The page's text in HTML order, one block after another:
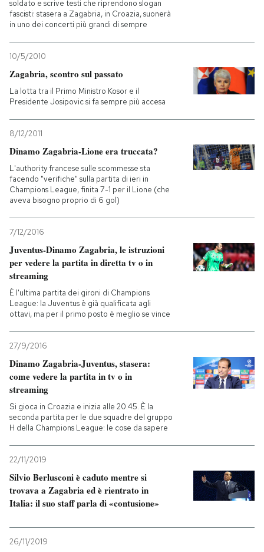
soldato e scrive testi che riprendono slogan
fascisti: stasera a Zagabria, in Croazia, suonerà
in uno dei concerti più grandi di sempre
10/5/2010
Zagabria, scontro sul passato
La lotta tra il Primo Ministro Kosor e il
Presidente Josipovic si fa sempre più accesa
8/12/2011
Dinamo Zagabria-Lione era truccata?
L'authority francese sulle scommesse sta
facendo "verifiche" sulla partita di ieri in
Champions League, finita 7-1 per il Lione (che
aveva bisogno proprio di 6 gol)
7/12/2016
Juventus-Dinamo Zagabria, le istruzioni
per vedere la partita in diretta tv o in
streaming
È l'ultima partita dei gironi di Champions
League: la Juventus è già qualificata agli
ottavi, ma per il primo posto è meglio se vince
27/9/2016
Dinamo Zagabria-Juventus, stasera:
come vedere la partita in tv o in
streaming
Si gioca in Croazia e inizia alle 20.45. È la
seconda partita per le due squadre del gruppo
H della Champions League: le cose da sapere
22/11/2019
Silvio Berlusconi è caduto mentre si
trovava a Zagabria ed è rientrato in
Italia: il suo staff parla di «contusione»
26/11/2019